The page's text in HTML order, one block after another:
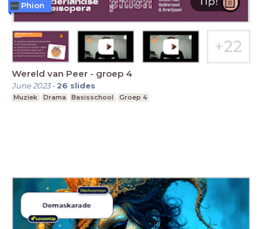
Wereld van Peer - groep 4
June 2023- 26 slides
Muziek Drama Basisschool Groep 4
Phion